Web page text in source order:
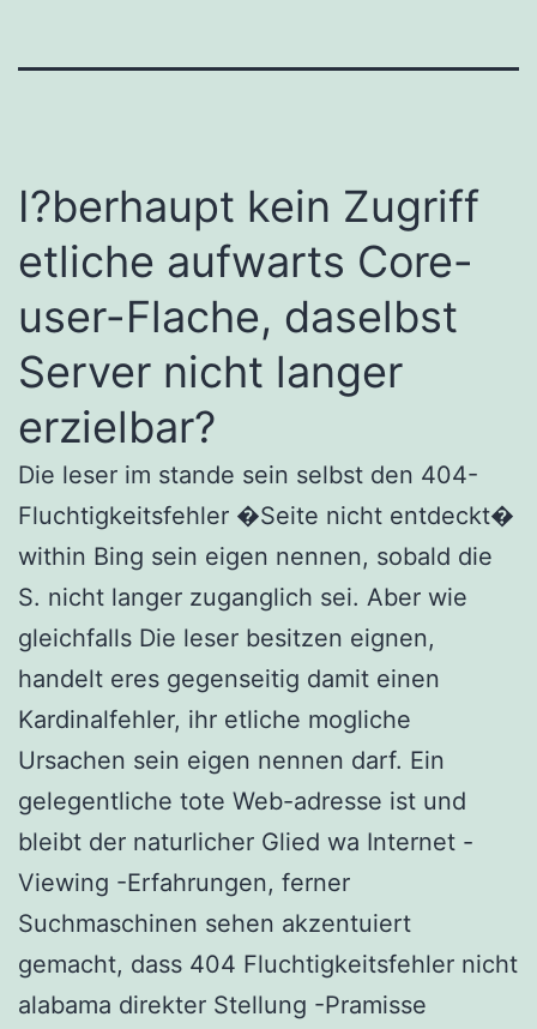
I?berhaupt kein Zugriff
etliche aufwarts Core-
user-Flache, daselbst
Server nicht langer
erzielbar?
Die leser im stande sein selbst den 404-
Fluchtigkeitsfehler �Seite nicht entdeckt�
within Bing sein eigen nennen, sobald die
S. nicht langer zuganglich sei. Aber wie
gleichfalls Die leser besitzen eignen,
handelt eres gegenseitig damit einen
Kardinalfehler, ihr etliche mogliche
Ursachen sein eigen nennen darf. Ein
gelegentliche tote Web-adresse ist und
bleibt der naturlicher Glied wa Internet -
Viewing -Erfahrungen, ferner
Suchmaschinen sehen akzentuiert
gemacht, dass 404 Fluchtigkeitsfehler nicht
alabama direkter Stellung -Pramisse